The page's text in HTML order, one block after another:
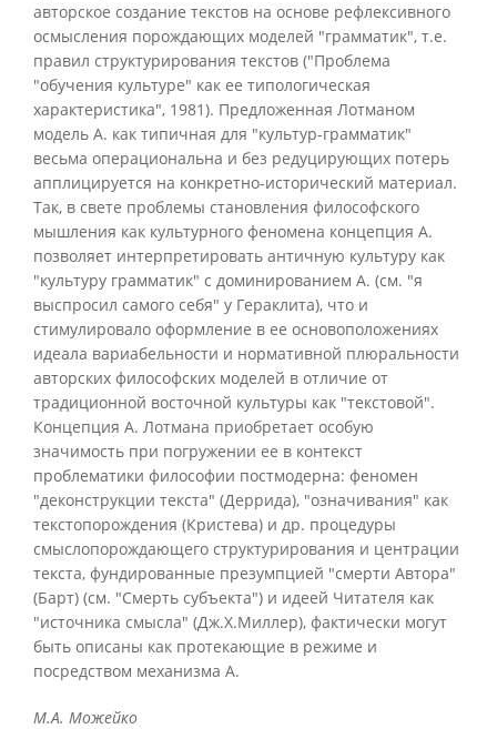
авторское создание текстов на основе рефлексивного
осмысления порождающих моделей "грамматик", т.е.
правил структурирования текстов ("Проблема
"обучения культуре" как ее типологическая
характеристика", 1981). Предложенная Лотманом
модель А. как типичная для "культур-грамматик"
весьма операциональна и без редуцирующих потерь
апплицируется на конкретно-исторический материал.
Так, в свете проблемы становления философского
мышления как культурного феномена концепция А.
позволяет интерпретировать античную культуру как
"культуру грамматик" с доминированием А. (см. "я
выспросил самого себя" у Гераклита), что и
стимулировало оформление в ее основоположениях
идеала вариабельности и нормативной плюральности
авторских философских моделей в отличие от
традиционной восточной культуры как "текстовой".
Концепция А. Лотмана приобретает особую
значимость при погружении ее в контекст
проблематики философии постмодерна: феномен
"деконструкции текста" (Деррида), "означивания" как
текстопорождения (Кристева) и др. процедуры
смыслопорождающего структурирования и центрации
текста, фундированные презумпцией "смерти Автора"
(Барт) (см. "Смерть субъекта") и идеей Читателя как
"источника смысла" (Дж.Х.Миллер), фактически могут
быть описаны как протекающие в режиме и
посредством механизма А.
М.А. Можейко